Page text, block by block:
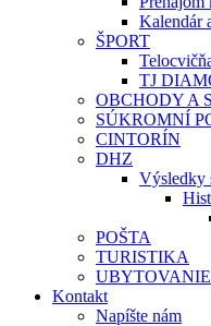
Kalendár
ŠPORT
TJ
OBCHODY A
SÚKROMNÍ
CINTORÍN
DHZ
Výsledky
POŠTA
TURISTIKA
UBYTOVANIE
Kontakt
Napíšte nám